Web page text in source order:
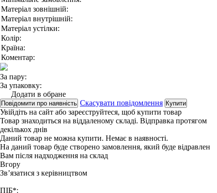
Матеріал зовнішній:
Матеріал внутрішній:
Матеріал устілки:
Колір:
Країна:
Коментар:
За пару:
За упаковку:
Додати в обране
Повідомити про наявність Скасувати повідомлення Купити
Увійдіть на сайт або зареєструйтеся, щоб купити товар
Товар знаходиться на віддаленому складі. Відправка протягом
декількох днів
Даний товар не можна купити. Немає в наявності.
На даний товар буде створено замовлення, який буде відравлен
Вам після надходження на склад
Вгору
Зв’язатися з керівництвом
ПІБ*: